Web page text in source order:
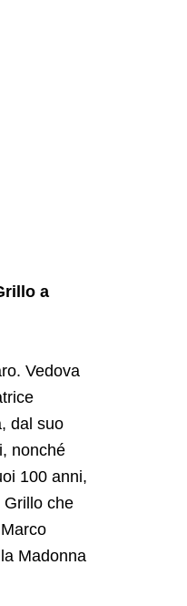
a
Vedova
dal suo
nonché
100 anni,
Grillo che
Madonna